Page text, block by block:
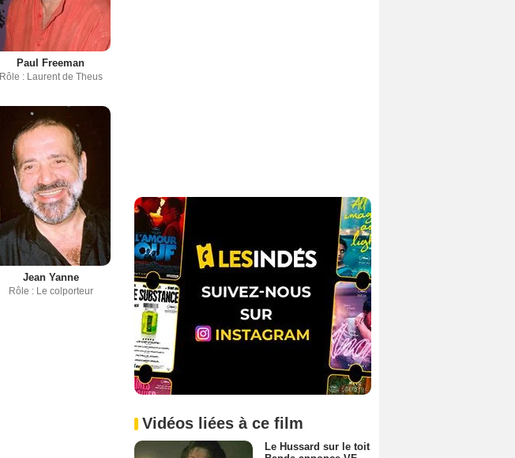
Paul Freeman
Rôle : Laurent de Theus
Jean Yanne
Rôle : Le colporteur
Vidéos liées à ce film
Le Hussard sur le toit